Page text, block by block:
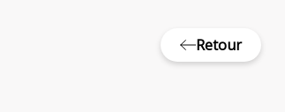
Retour